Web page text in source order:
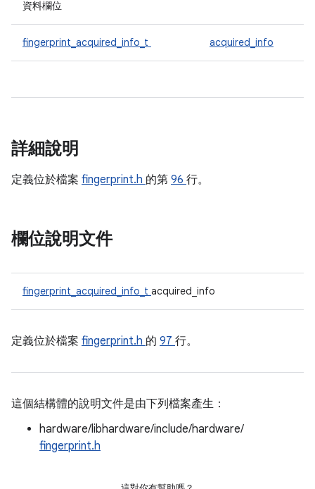
資料欄位
fingerprint_acquired_info_t acquired_info
詳細說明
定義位於檔案 fingerprint.h 的第 96 行。
欄位說明文件
fingerprint_acquired_info_t acquired_info
定義位於檔案 fingerprint.h 的 97 行。
這個結構體的說明文件是由下列檔案產生：
hardware/libhardware/include/hardware/
fingerprint.h